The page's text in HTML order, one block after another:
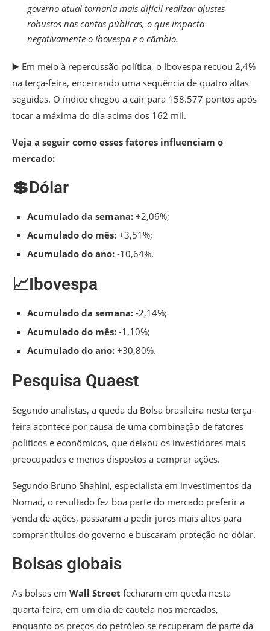
governo atual tornaria mais difícil realizar ajustes
robustos nas contas públicas, o que impacta
negativamente o Ibovespa e o câmbio.
▶️ Em meio à repercussão política, o Ibovespa recuou 2,4%
na terça-feira, encerrando uma sequência de quatro altas
seguidas. O índice chegou a cair para 158.577 pontos após
tocar a máxima do dia acima dos 162 mil.
Veja a seguir como esses fatores influenciam o
mercado:
💲Dólar
Acumulado da semana: +2,06%;
Acumulado do mês: +3,51%;
Acumulado do ano: -10,64%.
📈Ibovespa
Acumulado da semana: -2,14%;
Acumulado do mês: -1,10%;
Acumulado do ano: +30,80%.
Pesquisa Quaest
Segundo analistas, a queda da Bolsa brasileira nesta terça-
feira acontece por causa de uma combinação de fatores
políticos e econômicos, que deixou os investidores mais
preocupados e menos dispostos a comprar ações.
Segundo Bruno Shahini, especialista em investimentos da
Nomad, o resultado fez boa parte do mercado preferir a
venda de ações, passaram a pedir juros mais altos para
comprar títulos do governo e buscaram proteção no dólar.
Bolsas globais
As bolsas em Wall Street fecharam em queda nesta
quarta-feira, em um dia de cautela nos mercados,
enquanto os preços do petróleo se recuperam de parte da